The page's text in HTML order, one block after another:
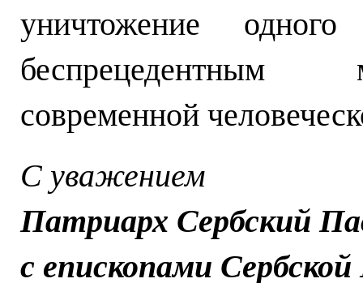
уничтожение
беспрецедентным
современной
С уважением
Патриарх Сербский
с епископами